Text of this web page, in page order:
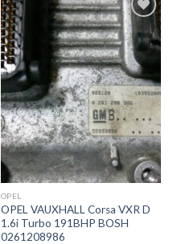
İstek
Listeme
Ekle
OPEL
OPEL VAUXHALL Corsa VXR D
1.6i Turbo 191BHP BOSH
0261208986